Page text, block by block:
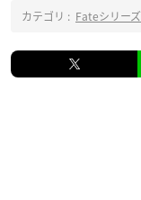
カテゴリ : Fateシリーズ